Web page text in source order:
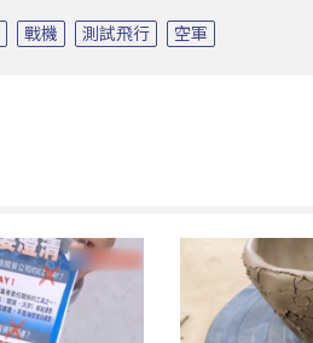
戰機 測試飛行 空軍